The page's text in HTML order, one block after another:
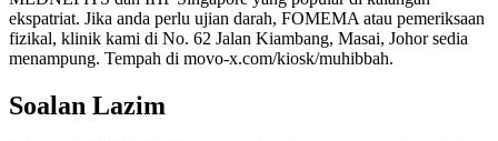
ekspatriat. Jika anda perlu ujian darah, FOMEMA atau pemeriksaan
fizikal, klinik kami di No. 62 Jalan Kiambang, Masai, Johor sedia
menampung. Tempah di movo-x.com/kiosk/muhibbah.
Soalan Lazim